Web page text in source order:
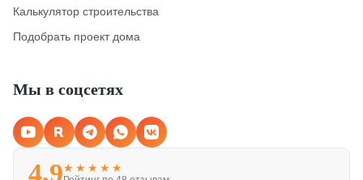
Калькулятор строительства
Подобрать проект дома
Мы в соцсетях
4,9★★★★★